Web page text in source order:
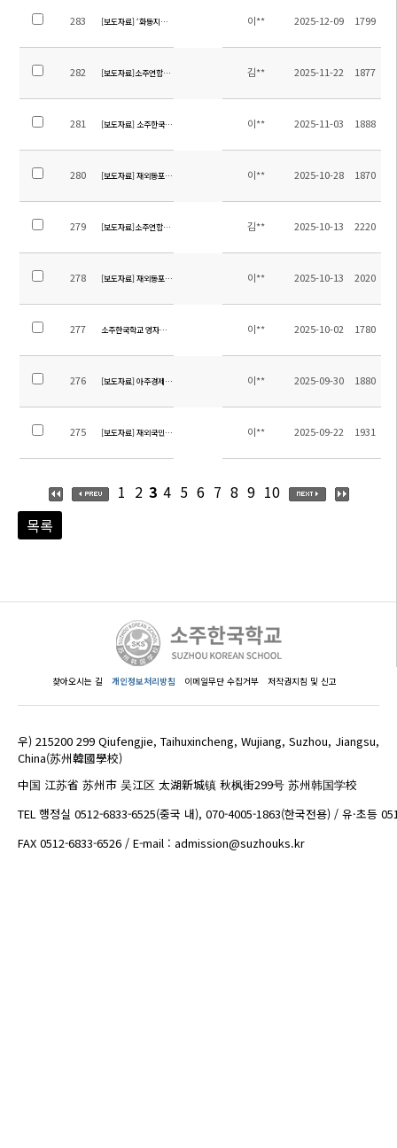
283 [보도자료] ‘화동지역 소주-무석-상해 3개 한국학교 교직원 연합연수’ [상해한인신문]
이** 2025-12-09 1799
282 [보도자료]소주연합타임즈_English Week 기사김** 2025-11-22 1877
281 [보도자료] 소주한국학교 SKS 태권도 시범단 오강고등학교 체육대회 개막식 공연
이** 2025-11-03 1888
280 [보도자료] 재외동포신문_이상철 본교 이사장님 인터뷰 기사 '쑤저우 한국학교의
이** 2025-10-28 1870
279 [보도자료]소주연합타임즈_통일교육 및 한글교육주간 기사
김** 2025-10-13 2220
278 [보도자료] 재외동포신문_中국제학교 위기 속 성공모델 만드는 '소주한국학교'
이** 2025-10-13 2020
277 소주한국학교 영자신문 9월호 이** 2025-10-02 1780
276 [보도자료] 아주경제 : 다름을 존중하는 힘, 세계를 아는 열쇠(소주한국학교 교장)
이** 2025-09-30 1880
275 [보도자료] 재외국민기관포탈 2025.9월 소식지 - SKS태권도시범단 발대식
이** 2025-09-22 1931
1 2 3 4 5 6 7 8 9 10
목록
찾아오시는 길 개인정보처리방침 이메일무단 수집거부 저작권지침 및 신고
우) 215200 299 Qiufengjie, Taihuxincheng, Wujiang, Suzhou, Jiangsu,
China(苏州韓國學校)
中国 江苏省 苏州市 吴江区 太湖新城镇 秋枫街299号 苏州韩国学校
TEL 행정실 0512-6833-6525(중국 내), 070-4005-1863(한국전용) / 유·초등
FAX 0512-6833-6526 / E-mail : admission@suzhouks.kr